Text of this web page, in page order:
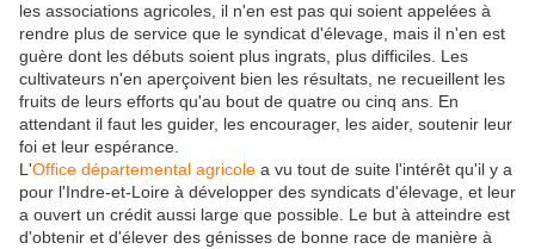
les associations agricoles, il n'en est pas qui soient appelées à
rendre plus de service que le syndicat d'élevage, mais il n'en est
guère dont les débuts soient plus ingrats, plus difficiles. Les
cultivateurs n'en aperçoivent bien les résultats, ne recueillent les
fruits de leurs efforts qu'au bout de quatre ou cinq ans. En
attendant il faut les guider, les encourager, les aider, soutenir leur
foi et leur espérance.
L'Office départemental agricole a vu tout de suite l'intérêt qu'il y a
pour l'Indre-et-Loire à développer des syndicats d'élevage, et leur
a ouvert un crédit aussi large que possible. Le but à atteindre est
d'obtenir et d'élever des génisses de bonne race de manière à